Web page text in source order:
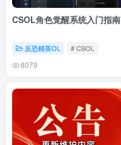
CSOL角色觉醒系统入门指南
反恐精英OL # CSOL
8079